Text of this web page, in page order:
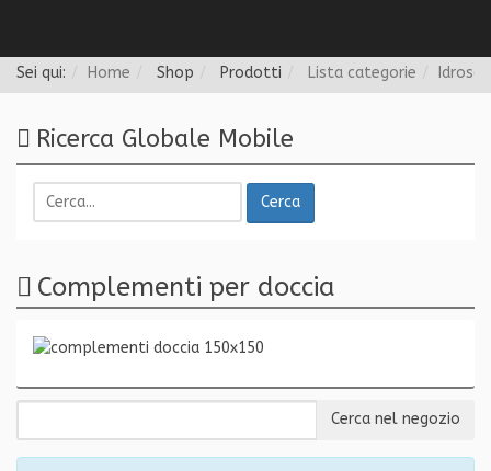
Sei qui: Home Shop Prodotti Lista categorie
Ricerca Globale Mobile
Cerca
Complementi per doccia